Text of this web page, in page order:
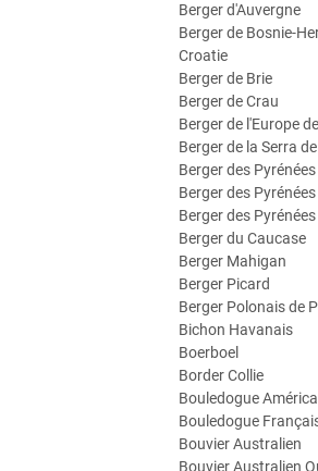
Berger d'Auvergne
Berger de Bosnie-
Croatie
Berger de Brie
Berger de Crau
Berger de l'Europe
Berger de la Serra
Berger des Pyrénées
Berger des
Berger des
Berger du Caucase
Berger Mahigan
Berger Picard
Berger Polonais de
Bichon Havanais
Boerboel
Border Collie
Bouledogue
Bouledogue
Bouvier Australien
Bouvier Australien